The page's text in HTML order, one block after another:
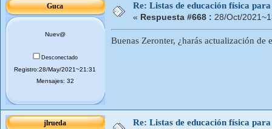
Guca
Nuev@
Desconectado
Registro:28/May/2021~21:31
Mensajes: 32
Re: Listas de educación física
« Respuesta #668 : 28/Oct/
Buenas Zeronter, ¿harás actualización de
jlrueda Re: Listas de educación física